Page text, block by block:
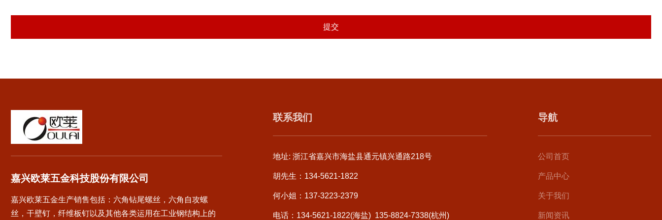
提交
嘉兴欧莱五金科技股份有限公司
嘉兴欧莱五金生产销售包括：六角钻尾螺丝，六角自攻螺
丝，干壁钉，纤维板钉以及其他各类运用在工业钢结构上的
联系我们
地址: 浙江省嘉兴市海盐县通元镇兴通路218号
胡先生：134-5621-1822
何小姐：137-3223-2379
电话：134-5621-1822(海盐) 135-8824-7338(杭州)
导航
公司首页
产品中心
关于我们
新闻资讯